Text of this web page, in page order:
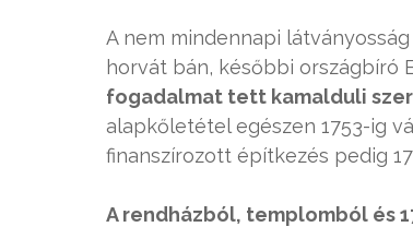
A nem mindennapi
horvát bán, későbbi országbíró
fogadalmat tett kamalduli
alapkőletétel egészen 1753-ig
finanszírozott építkezés pedig
A rendházból, templomból és